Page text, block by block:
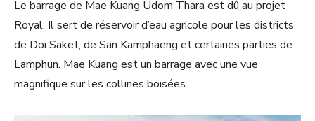
Le barrage de Mae Kuang Udom Thara est dû au projet
Royal. Il sert de réservoir d’eau agricole pour les districts
de Doi Saket, de San Kamphaeng et certaines parties de
Lamphun. Mae Kuang est un barrage avec une vue
magnifique sur les collines boisées.